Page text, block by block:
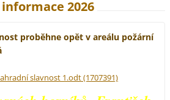
2026
proběhne opět v areálu požární
slavnost 1.odt (1707391)